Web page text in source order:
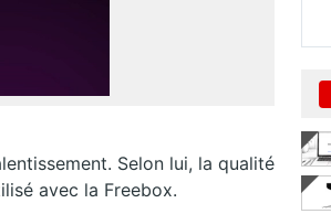
Selon lui, la qualité
avec la Freebox.